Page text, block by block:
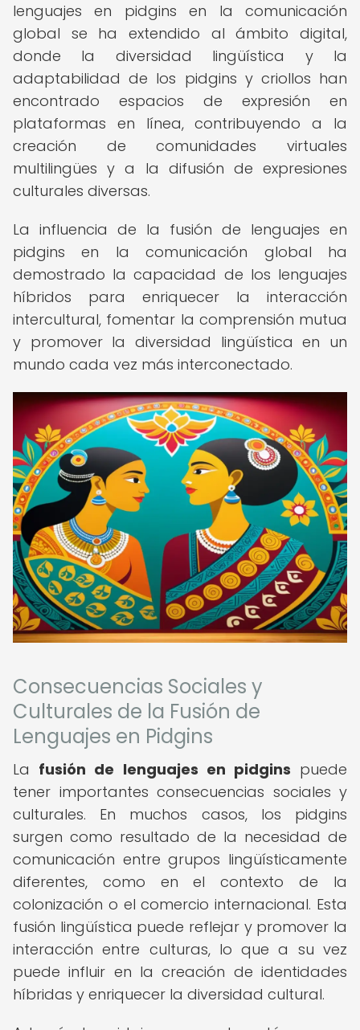
lenguajes en pidgins en la comunicación
global se ha extendido al ámbito digital,
donde la diversidad lingüística y la
adaptabilidad de los pidgins y criollos han
encontrado espacios de expresión en
plataformas en línea, contribuyendo a la
creación de comunidades virtuales
multilingües y a la difusión de expresiones
culturales diversas.
La influencia de la fusión de lenguajes en
pidgins en la comunicación global ha
demostrado la capacidad de los lenguajes
híbridos para enriquecer la interacción
intercultural, fomentar la comprensión mutua
y promover la diversidad lingüística en un
mundo cada vez más interconectado.
Consecuencias Sociales y
Culturales de la Fusión de
Lenguajes en Pidgins
La fusión de lenguajes en pidgins puede
tener importantes consecuencias sociales y
culturales. En muchos casos, los pidgins
surgen como resultado de la necesidad de
comunicación entre grupos lingüísticamente
diferentes, como en el contexto de la
colonización o el comercio internacional. Esta
fusión lingüística puede reflejar y promover la
interacción entre culturas, lo que a su vez
puede influir en la creación de identidades
híbridas y enriquecer la diversidad cultural.